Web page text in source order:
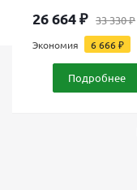
26 664₽ 33 330₽
Экономия 6 666₽
Подробнее